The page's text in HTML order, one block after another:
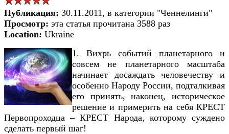
Публикация: 30.11.2011, в категории "Ченнелинги"
Просмотр: эта статья прочитана 3588 раз
Location: Ukraine
1. Вихрь событий планетарного и
совсем не планетарного масштаба
начинает досаждать человечеству и
особенно Народу России, подталкивая
его принять, наконец, историческое
решение и примерить на себя КРЕСТ
Первопроходца – КРЕСТ Народа, которому суждено
сделать первый шаг!